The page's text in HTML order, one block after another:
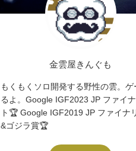
金雲屋きんぐも
もくもくソロ開発する野性の雲。ゲ
るよ。Google IGF2023 JP ファイ
ト🏆 Google IGF2019 JP ファイナ
&ゴジラ賞🏆